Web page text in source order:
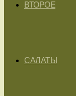
ВТОРОЕ
САЛАТЫ